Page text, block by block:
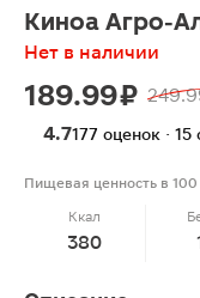
Киноа Агро-
Нет в наличии
189.99 ₽
4.7177 оценок · 15
Пищевая ценность в 100
Ккал
380